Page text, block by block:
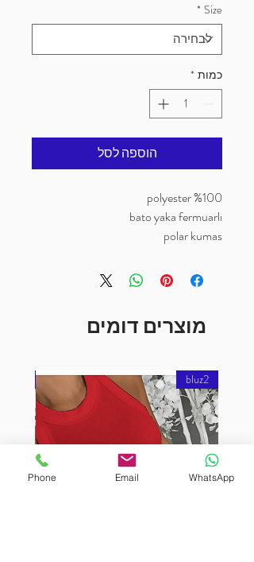
Size
*
כמות *
הוספה לסל
%100 polyester
bato yaka fermuarlı
polar kumas
מוצרים דומים
bluz2
Phone Email WhatsApp